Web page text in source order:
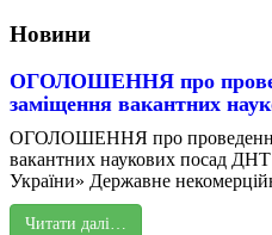
Новини
ОГОЛОШЕННЯ про
заміщення вакантних
ОГОЛОШЕННЯ про проведення
вакантних наукових посад
України» Державне
Читати далі…